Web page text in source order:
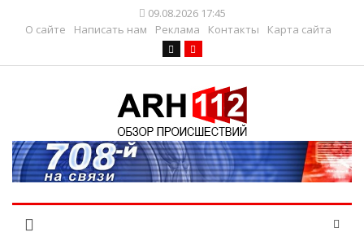
09.08.2026 17:45
О сайте
Написать нам Реклама Контакты Карта сайта